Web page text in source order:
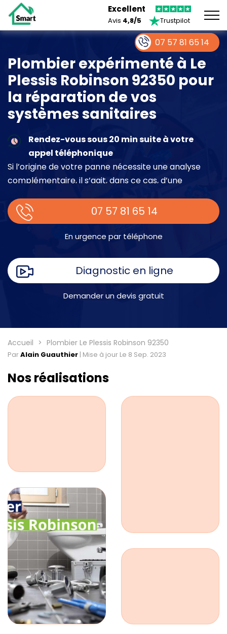
Excellent
Avis 4,8/5 Trustpilot
Plombier expérimenté à Le
Plessis Robinson 92350 pour
la réparation de vos
systèmes sanitaires
Rendez-vous sous 20 min suite à votre
appel téléphonique
Si l’origine de votre panne nécessite une analyse
complémentaire, il s’agit, dans ce cas, d’une
place.
07 57 81 65 14
En urgence par téléphone
Diagnostic en ligne
Demander un devis gratuit
Accueil Plombier Le Plessis Robinson 92350
ParAlain Guauthier | Mise à jour Le 8 Sep. 2023
Nos réalisations
07 57 81 65 14